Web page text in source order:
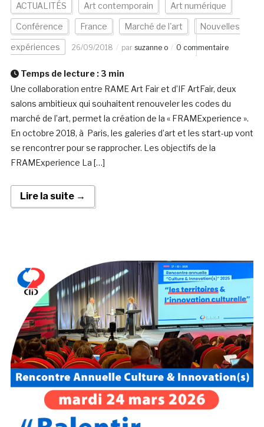
ACTUALITÉS Art contemporain Art numérique
Conférence France Marché de l'art Nouvelles
expériences 26/09/2018 par suzanne o 0 commentaire
Temps de lecture : 3 min
Une collaboration entre RAME Art Fair et d’IF ArtFair, deux
salons ambitieux qui souhaitent renouveler les codes du
marché de l’art, permet la création de la « FRAMExperience ».
En octobre 2018, à Paris, les galeries d’art et les start-up vont
se rencontrer pour se rapprocher. Les objectifs de la
FRAMExperience La […]
Lire la suite →